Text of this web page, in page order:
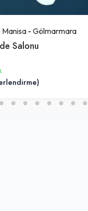
Manisa - Gölmarmara
Salonu